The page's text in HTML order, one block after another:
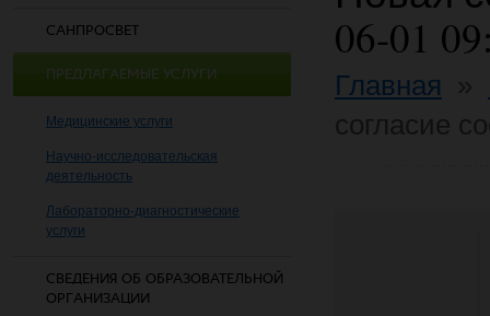
САНПРОСВЕТ
ПРЕДЛАГАЕМЫЕ УСЛУГИ
Медицинские услуги
Научно-исследовательская
деятельность
Лабораторно-диагностические
услуги
СВЕДЕНИЯ ОБ ОБРАЗОВАТЕЛЬНОЙ
ОРГАНИЗАЦИИ
06-01
Главная